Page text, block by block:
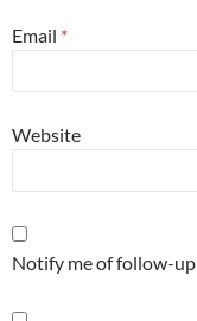
Email *
Website
Notify me of follow-